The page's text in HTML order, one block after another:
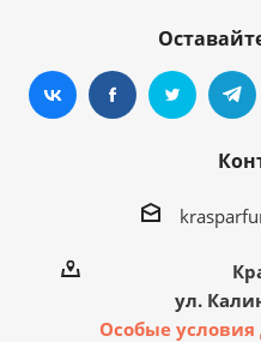
ул.
Особые